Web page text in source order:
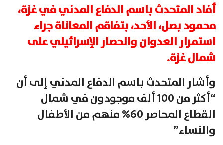
أفاد المتحدث باسم الدفاع المدني في غزة،
محمود بصل، الأحد، بتفاقم المعاناة جراء
استمرار العدوان والحصار الإسرائيلي على
شمال غزة.
وأشار المتحدث باسم الدفاع المدني إلى أن
“أكثر من 100 ألف موجودون في شمال
القطاع المحاصر 60% منهم من الأطفال
والنساء”